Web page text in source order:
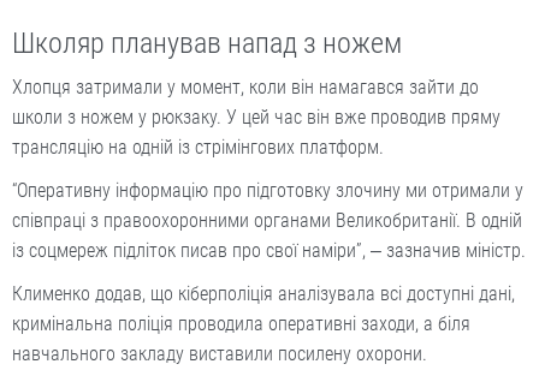
Школяр планував напад з ножем
Хлопця затримали у момент, коли він намагався зайти до
школи з ножем у рюкзаку. У цей час він вже проводив пряму
трансляцію на одній із стрімінгових платформ.
“Оперативну інформацію про підготовку злочину ми отримали у
співпраці з правоохоронними органами Великобританії. В одній
із соцмереж підліток писав про свої наміри”, ‒ зазначив міністр.
Клименко додав, що кіберполіція аналізувала всі доступні дані,
кримінальна поліція проводила оперативні заходи, а біля
навчального закладу виставили посилену охорони.